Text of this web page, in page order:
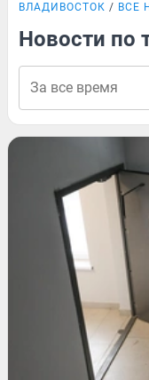
ВЛАДИВОСТОК ВСЕ
Новости по